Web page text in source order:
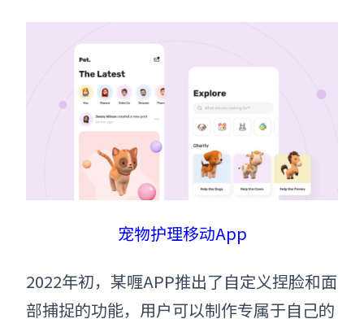
宠物护理移动App
2022年初， 某喱APP推出了自定义捏脸和面
部捕捉的功能，用户可以制作专属于自己的